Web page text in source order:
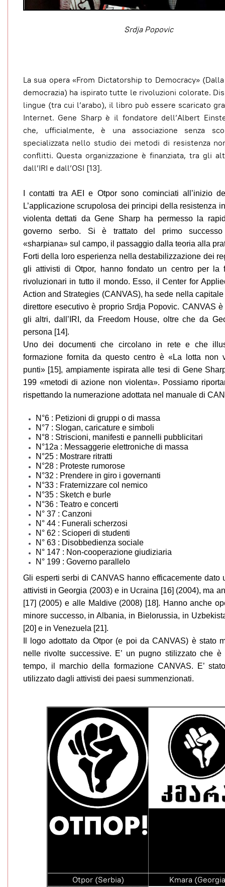
Srdja Popovic
La sua opera «From Dictatorship to Democracy»
democrazia) ha ispirato tutte le rivoluzioni colorate.
lingue (tra cui l’arabo), il libro può essere scaricato
Internet. Gene Sharp è il fondatore dell’Albert
che, ufficialmente, è una associazione senza
specializzata nello studio dei metodi di resistenza
conflitti. Questa organizzazione è finanziata, tra gli
dall’IRI e dall’OSI [13].
I contatti tra AEI e Otpor sono cominciati all’inizio
L’applicazione scrupolosa dei principi della resistenza
violenta dettati da Gene Sharp ha permesso la
governo serbo. Si è trattato del primo
«sharpiana» sul campo, il passaggio dalla teoria alla
Forti della loro esperienza nella destabilizzazione dei
gli attivisti di Otpor, hanno fondato un centro per la
rivoluzionari in tutto il mondo. Esso, il Center for
Action and Strategies (CANVAS), ha sede nella
direttore esecutivo è proprio Srdja Popovic. CANVAS
gli altri, dall’IRI, da Freedom House, oltre che da
persona [14].
Uno dei documenti che circolano in rete e che
formazione fornita da questo centro è «La lotta non
punti» [15], ampiamente ispirata alle tesi di Gene
199 «metodi di azione non violenta». Possiamo
rispettando la numerazione adottata nel manuale di
N°6 : Petizioni di gruppi o di massa
N°7 : Slogan, caricature e simboli
N°8 : Striscioni, manifesti e pannelli pubblicitari
N°12a : Messaggerie elettroniche di massa
N°25 : Mostrare ritratti
N°28 : Proteste rumorose
N°32 : Prendere in giro i governanti
N°33 : Fraternizzare col nemico
N°35 : Sketch e burle
N°36 : Teatro e concerti
N° 37 : Canzoni
N° 44 : Funerali scherzosi
N° 62 : Scioperi di studenti
N° 63 : Disobbedienza sociale
N° 147 : Non-cooperazione giudiziaria
N° 199 : Governo parallelo
Gli esperti serbi di CANVAS hanno efficacemente dato
attivisti in Georgia (2003) e in Ucraina [16] (2004), ma
[17] (2005) e alle Maldive (2008) [18]. Hanno anche
minore successo, in Albania, in Bielorussia, in
[20] e in Venezuela [21].
Il logo adottato da Otpor (e poi da CANVAS) è stato
nelle rivolte successive. E’ un pugno stilizzato che è
tempo, il marchio della formazione CANVAS. E’
utilizzato dagli attivisti dei paesi summenzionati.
Otpor (Serbia) Kmara